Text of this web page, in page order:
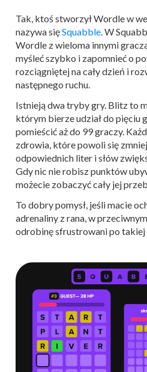
Tak, ktoś stworzył Wordle w
nazywa sięSquabble. W
Wordle z wieloma innymi
myśleć szybko i zapomnieć o
rozciągniętej na cały dzień i
następnego ruchu.
Istnieją dwa tryby gry. Blitz to
którym bierze udział do pięciu
pomieścić aż do 99 graczy.
zdrowia, które powoli się
odpowiednich liter i słów
Gdy nic nie robisz punktów
możecie zobaczyć cały jej
To dobry pomysł, jeśli macie
adrenaliny z rana, w
odrobinę sfrustrowani po